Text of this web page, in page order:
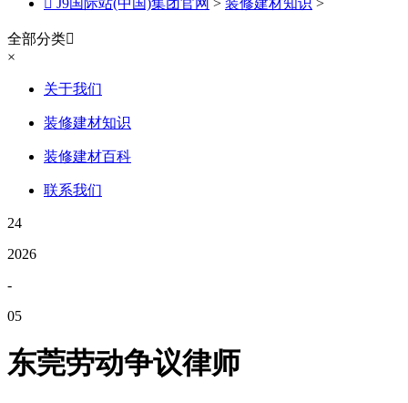
 J9国际站(中国)集团官网 > 装修建材知识 >
全部分类
×
关于我们
装修建材知识
装修建材百科
联系我们
24
2026
-
05
东莞劳动争议律师